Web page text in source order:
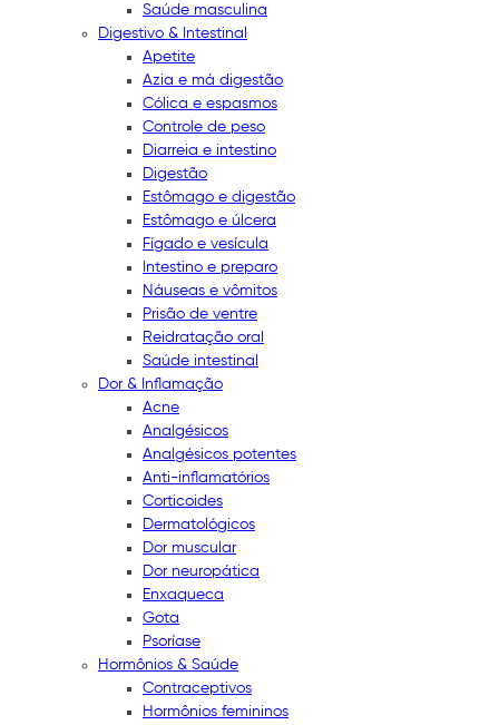
Saúde masculina
Digestivo & Intestinal
Apetite
Azia e má digestão
Cólica e espasmos
Controle de peso
Diarreia e intestino
Digestão
Estômago e digestão
Estômago e úlcera
Fígado e vesícula
Intestino e preparo
Náuseas e vômitos
Prisão de ventre
Reidratação oral
Saúde intestinal
Dor & Inflamação
Acne
Analgésicos
Analgésicos potentes
Anti-inflamatórios
Corticoides
Dermatológicos
Dor muscular
Dor neuropática
Enxaqueca
Gota
Psoríase
Hormônios & Saúde
Contraceptivos
Hormônios femininos